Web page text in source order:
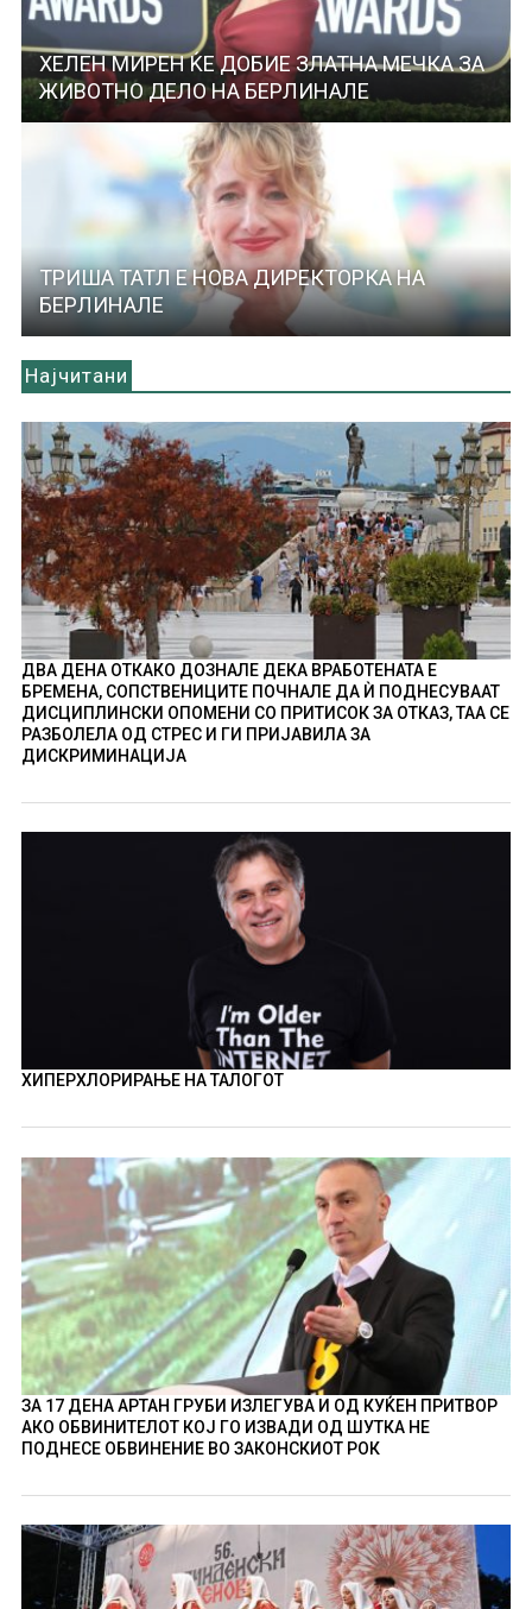
ХЕЛЕН МИРЕН ЌЕ ДОБИЕ ЗЛАТНА МЕЧКА ЗА
ЖИВОТНО ДЕЛО НА БЕРЛИНАЛЕ
ТРИША ТАТЛ Е НОВА ДИРЕКТОРКА НА
БЕРЛИНАЛЕ
Најчитани
ДВА ДЕНА ОТКАКО ДОЗНАЛЕ ДЕКА ВРАБОТЕНАТА Е
БРЕМЕНА, СОПСТВЕНИЦИТЕ ПОЧНАЛЕ ДА Ѝ ПОДНЕСУВААТ
ДИСЦИПЛИНСКИ ОПОМЕНИ СО ПРИТИСОК ЗА ОТКАЗ, ТАА СЕ
РАЗБОЛЕЛА ОД СТРЕС И ГИ ПРИЈАВИЛА ЗА
ДИСКРИМИНАЦИЈА
ХИПЕРХЛОРИРАЊЕ НА ТАЛОГОТ
ЗА 17 ДЕНА АРТАН ГРУБИ ИЗЛЕГУВА И ОД КУЌЕН ПРИТВОР
АКО ОБВИНИТЕЛОТ КОЈ ГО ИЗВАДИ ОД ШУТКА НЕ
ПОДНЕСЕ ОБВИНЕНИЕ ВО ЗАКОНСКИОТ РОК